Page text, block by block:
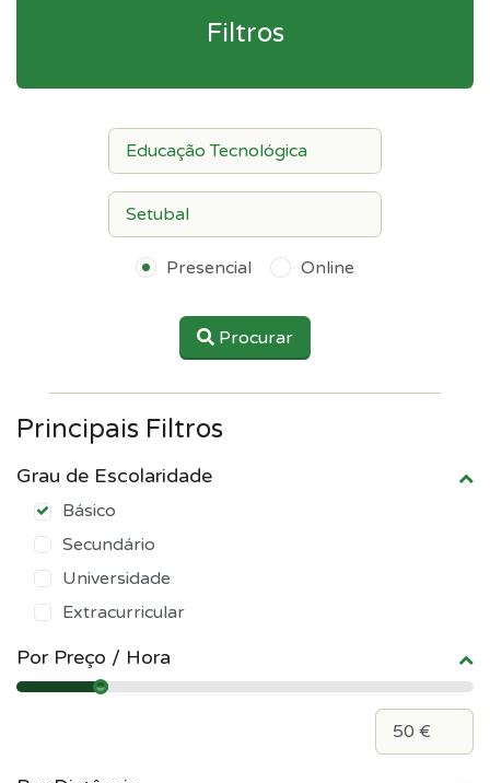
Filtros
Presencial Online
Procurar
Principais Filtros
Grau de Escolaridade
Básico
Secundário
Universidade
Extracurricular
Por Preço / Hora